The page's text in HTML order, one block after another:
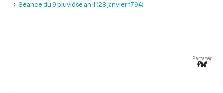
Séance du 9 pluviôse an II (28 janvier 1794)
Partager